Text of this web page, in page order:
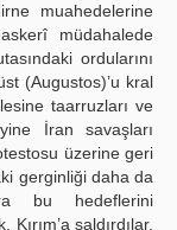
muahedelerine
müdahalede
ordularını
(Augustos)’u kral
taarruzları ve
İran savaşları
üzerine geri
gerginliği daha da
bu hedeflerini
saldırdılar.